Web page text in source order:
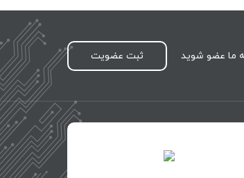
ما عضو شوید ثبت عضویت